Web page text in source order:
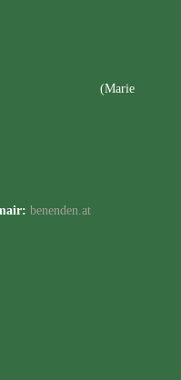
(Marie
benenden.at